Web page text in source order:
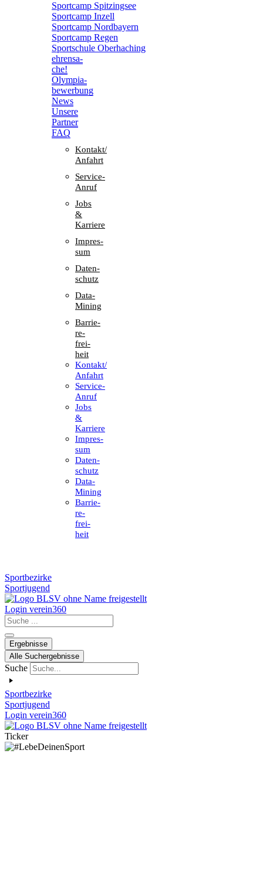
Sport­camp Spitzingsee
Sport­camp Inzell
Sport­camp Nordbayern
Sport­camp Regen
Sport­schule Oberhaching
ehren­sa­
che!
Olym­pia­
be­wer­bung
News
Unsere
Part­ner
FAQ
Kontakt/​​
Anfahrt
Service-
Anruf
Jobs
&
Karriere
Impres­
sum
Daten­
schutz
Data-
Mining
Barrie­
re­
frei­
heit
Kontakt/​​
Anfahrt
Service-
Anruf
Jobs
&
Karriere
Impres­
sum
Daten­
schutz
Data-
Mining
Barrie­
re­
frei­
heit
Sportbezirke
Sportjugend
Login verein360
Search
...
Ergebnisse
Alle Suchergebnisse
Suche
Sportbezirke
Sportjugend
Login verein360
Ticker